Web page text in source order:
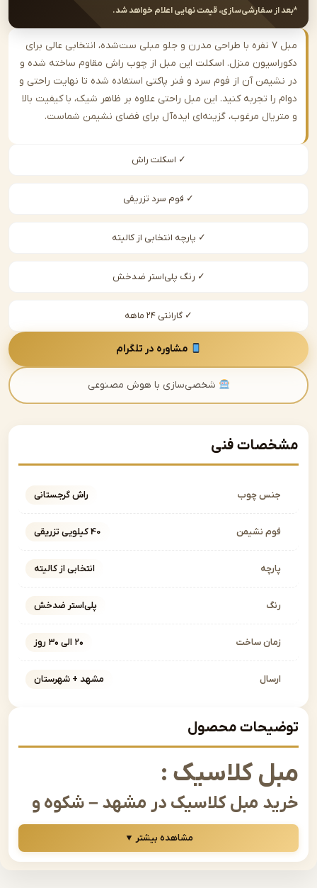
مبل ۷ نفره با طراحی مدرن و جلو مبلی ست‌شده، انتخابی عالی برای
منزل. اسکلت این مبل از چوب راش مقاوم ساخته شده و
آن از فوم سرد و فنر پاکتی استفاده شده تا نهایت راحتی و
را تجربه کنید. این مبل راحتی علاوه بر ظاهر شیک، با کیفیت بالا
مرغوب، گزینه‌ای ایده‌آل برای فضای نشیمن شماست.
سفارشی‌سازی، قیمت نهایی اعلام خواهد شد.
✓ اسکلت راش
✓ فوم سرد تزریقی
✓ پارچه انتخابی از کالیته
✓ رنگ پلی‌استر ضدخش
مشاوره در تلگرام
شخصی‌سازی با هوش مصنوعی
محصول
کلاسیک :
مبل کلاسیک در مشهد – شکوه و
در دکوراسیون شما
صحبت از زیبایی، اصالت و طراحی چشم‌نواز در دکوراسیون
مشاهده بیشتر ▼
فنی
جنس چوب راش گرجستانی
فوم نشیمن
انتخابی از کالیته
پلی‌استر ضدخش
زمان ساخت
مشهد + شهرستان